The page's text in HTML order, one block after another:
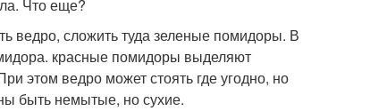
Что еще?
ведро, сложить туда зеленые помидоры. В
красные помидоры выделяют
этом ведро может стоять где угодно, но
быть немытые, но сухие.